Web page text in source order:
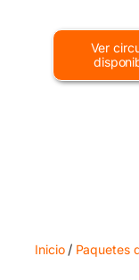
Ver
Inicio/ Paquetes